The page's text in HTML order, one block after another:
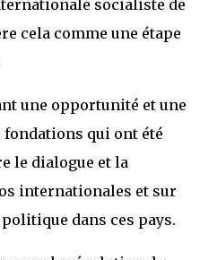
socialiste de
cela comme une étape
une opportunité et une
qui ont été
le dialogue et la
internationales et sur
dans ces pays.